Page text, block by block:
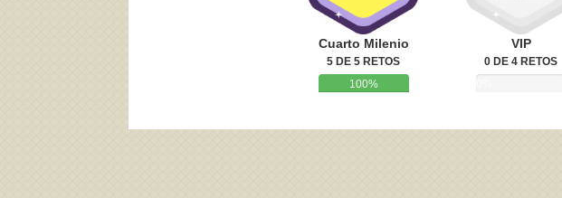
Cuarto Milenio
5 DE 5 RETOS
100%
VIP
0 DE 4 RETOS